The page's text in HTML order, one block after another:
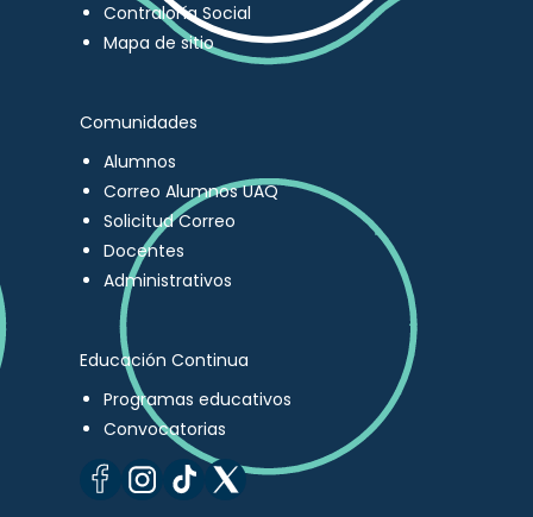
Contraloría Social
Mapa de sitio
Comunidades
Alumnos
Correo Alumnos UAQ
Solicitud Correo
Docentes
Administrativos
Educación Continua
Programas educativos
Convocatorias